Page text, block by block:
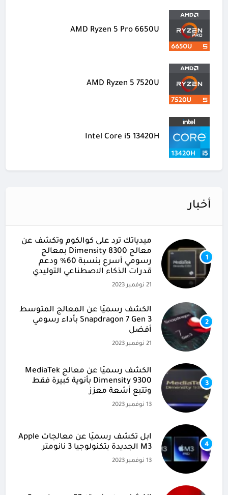
AMD Ryzen 5 Pro 6650U
AMD Ryzen 5 7520U
Intel Core i5 13420H
أخبار
1
ميدياتك ترد على كوالكوم وتكشف عن
معالج Dimensity 8300 بمعالج
رسومي أسرع بنسبة 60% ودعم
قدرات الذكاء الاصطناعي التوليدي
21 نوفمبر 2023
2
الكشف رسميًا عن المعالج المتوسط
Snapdragon 7 Gen 3 بأداء رسومي
أفضل
21 نوفمبر 2023
3
الكشف رسميًا عن معالج MediaTek
Dimensity 9300 بأنوية كبيرة فقط
وتتبع أشعة معزز
13 نوفمبر 2023
4
آبل تكشف رسميًا عن معالجات Apple
M3 الجديدة بتكنولوجيا 3 نانومتر
13 نوفمبر 2023